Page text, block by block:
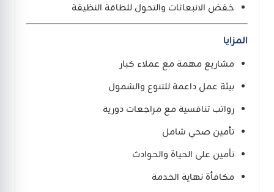
خفض الانبعاثات والتحول للطاقة النظيفة
المزايا
مشاريع مهمة مع عملاء كبار
بيئة عمل داعمة للتنوع والشمول
رواتب تنافسية مع مراجعات دورية
تأمين صحي شامل
تأمين على الحياة والحوادث
مكافأة نهاية الخدمة